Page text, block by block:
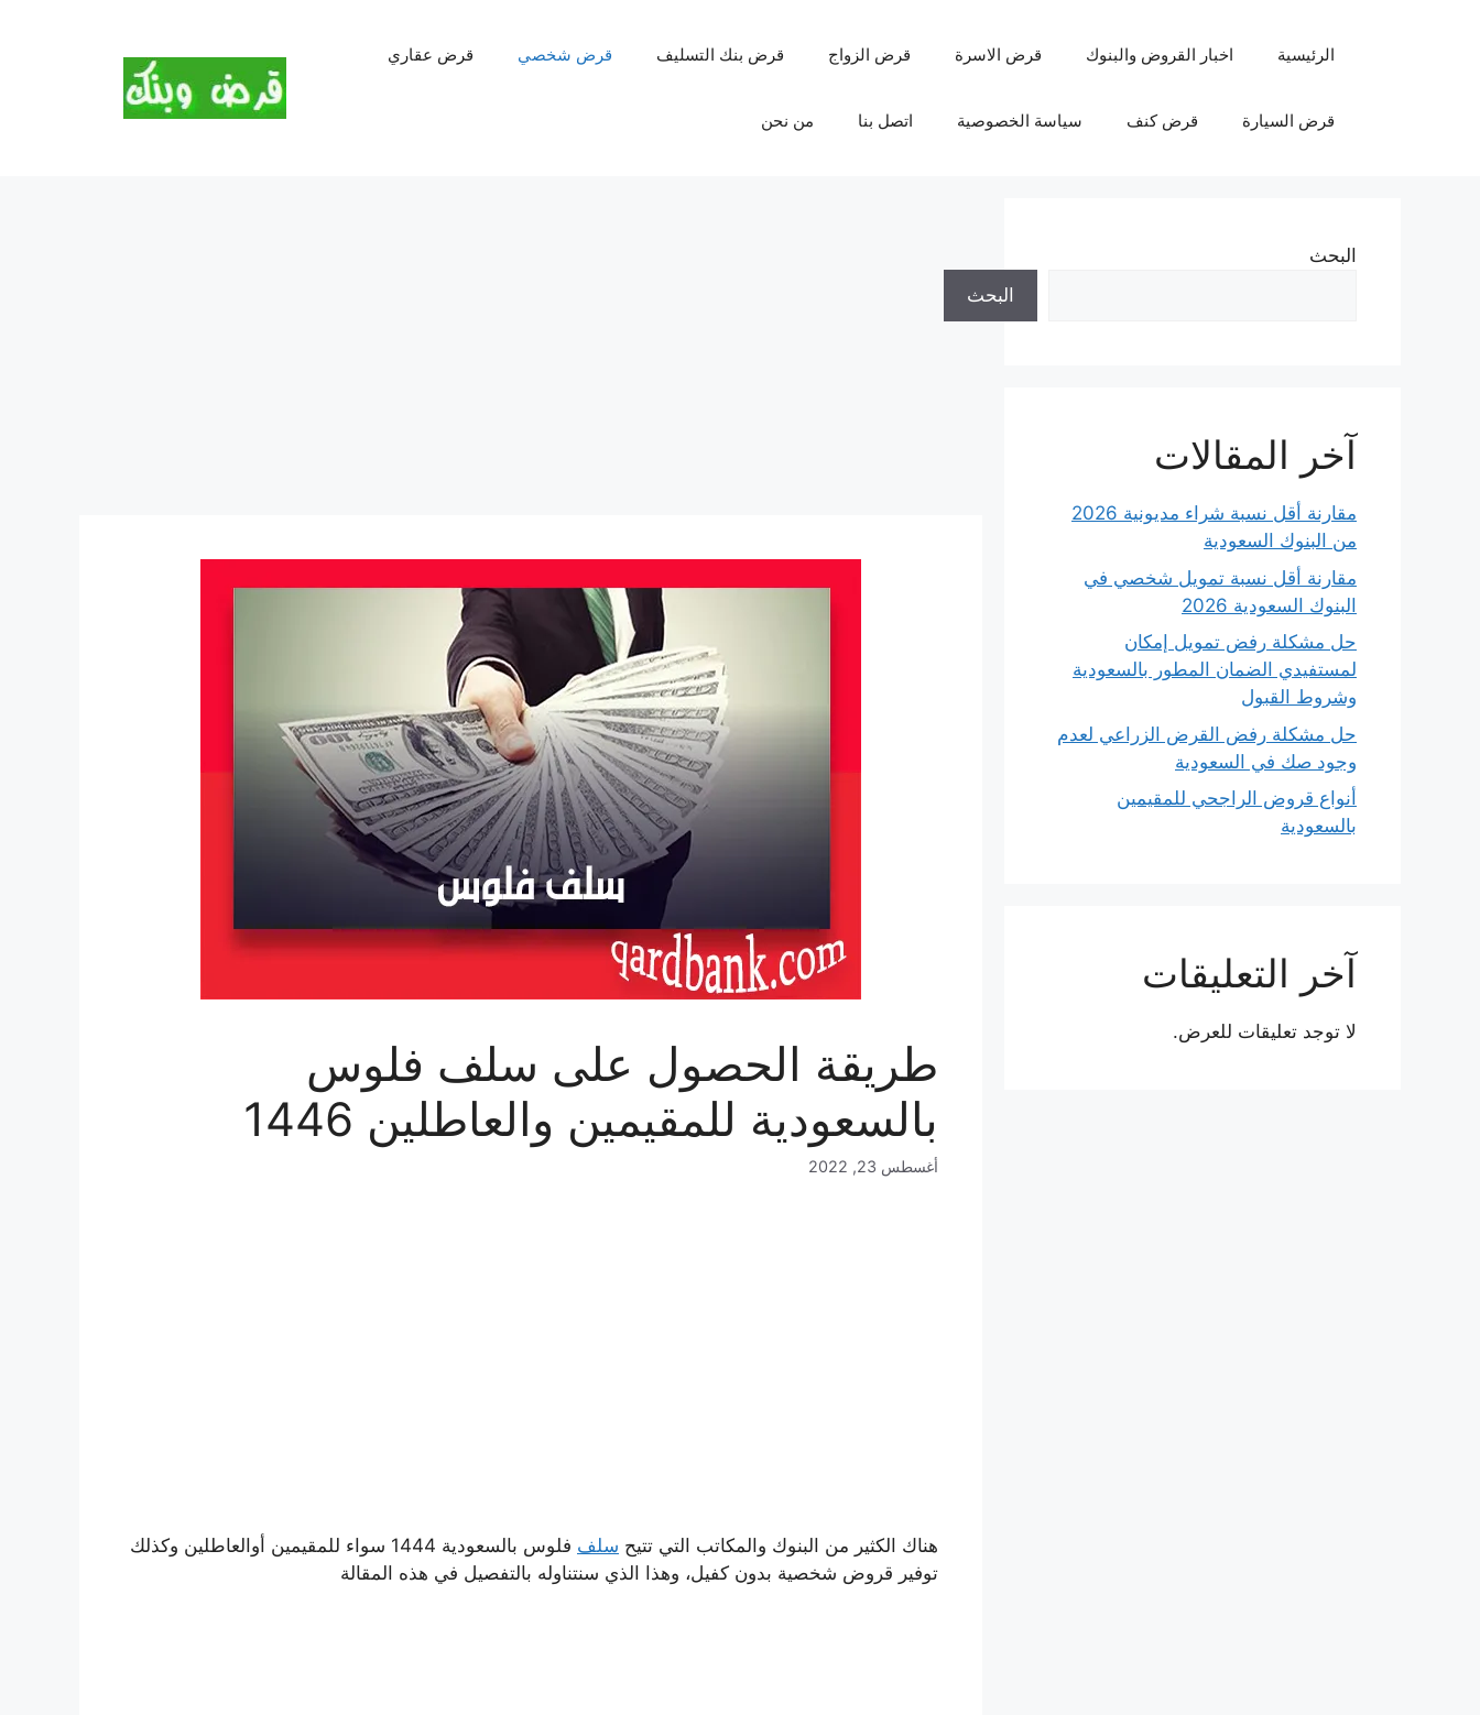
الرئيسية اخبار القروض والبنوك قرض الاسرة قرض الزواج قرض بنك التسليف قرض شخصي قرض عقاري
قرض السيارة قرض كنف سياسة الخصوصية اتصل بنا من نحن
طريقة الحصول على سلف فلوس
بالسعودية للمقيمين والعاطلين 1446
أغسطس 23, 2022
هناك الكثير من البنوك والمكاتب التي تتيح سلف
فلوس بالسعودية 1444 سواء للمقيمين أوالعاطلين وكذلك
توفير قروض شخصية بدون كفيل، وهذا الذي سنتناوله بالتفصيل في هذه المقالة
البحث
البحث
آخر المقالات
مقارنة أقل نسبة شراء مديونية 2026
من البنوك السعودية
مقارنة أقل نسبة تمويل شخصي في
البنوك السعودية 2026
حل مشكلة رفض تمويل إمكان
لمستفيدي الضمان المطور بالسعودية
وشروط القبول
حل مشكلة رفض القرض الزراعي لعدم
وجود صك في السعودية
أنواع قروض الراجحي للمقيمين
بالسعودية
آخر التعليقات
لا توجد تعليقات للعرض.